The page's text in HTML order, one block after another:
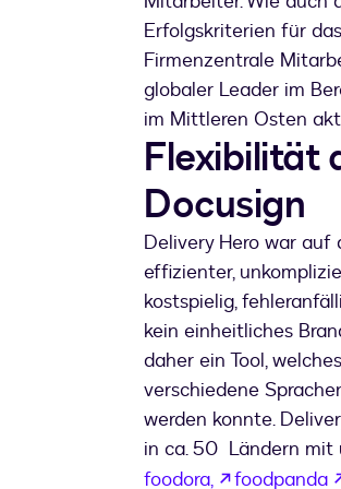
Erfolgskriterien für
Firmenzentrale
globaler Leader im
im Mittleren Osten
Flexibilität
Docusign
Delivery Hero war auf
effizienter,
kostspielig,
kein einheitliches
daher ein Tool,
verschiedene
werden konnte.
in ca. 50 Ländern mit
foodora,
wird in
foodpanda